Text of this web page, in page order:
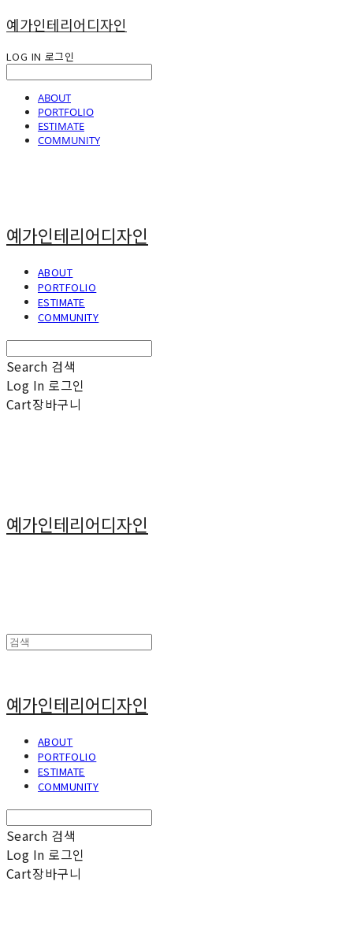
예가인테리어디자인
LOG IN 로그인
ABOUT
PORTFOLIO
ESTIMATE
COMMUNITY
예가인테리어디자인
ABOUT
PORTFOLIO
ESTIMATE
COMMUNITY
Search 검색
Log In 로그인
Cart장바구니
예가인테리어디자인
예가인테리어디자인
ABOUT
PORTFOLIO
ESTIMATE
COMMUNITY
Search 검색
Log In 로그인
Cart장바구니